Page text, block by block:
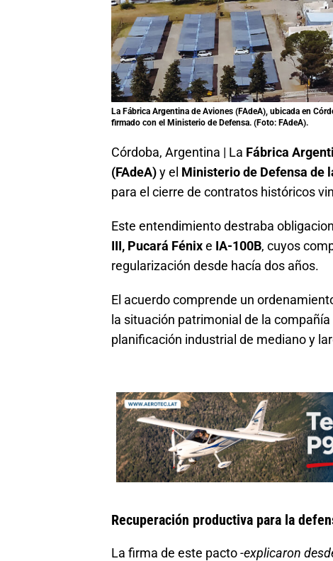
La Fábrica Argentina de Aviones (FAdeA), ubicada en
firmado con el Ministerio de Defensa. (Foto: FAdeA).
Córdoba, Argentina | La Fábrica
(FAdeA)y el Ministerio de Defensa de
para el cierre de contratos históricos
Este entendimiento destraba
III, Pucará Fénixe IA-100B, cuyos
regularización desde hacía dos años.
El acuerdo comprende un
la situación patrimonial de la
planificación industrial de mediano y
Recuperación productiva para la
La firma de este pacto-explicaron